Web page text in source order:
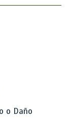
o Daño